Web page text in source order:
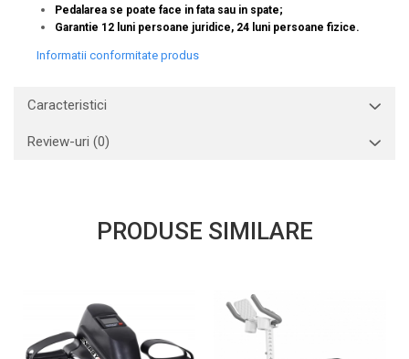
Pedalarea se poate face in fata sau in spate;
Garantie 12 luni persoane juridice, 24 luni persoane fizice.
Informatii conformitate produs
Caracteristici
Review-uri (0)
PRODUSE SIMILARE